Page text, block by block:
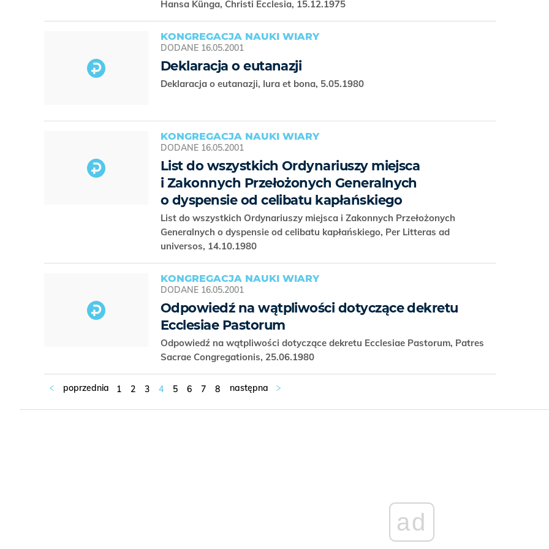
Hansa Künga, Christi Ecclesia, 15.12.1975
KONGREGACJA NAUKI WIARY
DODANE 16.05.2001
Deklaracja o eutanazji
Deklaracja o eutanazji, Iura et bona, 5.05.1980
KONGREGACJA NAUKI WIARY
DODANE 16.05.2001
List do wszystkich Ordynariuszy miejsca
i Zakonnych Przełożonych Generalnych
o dyspensie od celibatu kapłańskiego
List do wszystkich Ordynariuszy miejsca i Zakonnych Przełożonych
Generalnych o dyspensie od celibatu kapłańskiego, Per Litteras ad
universos, 14.10.1980
KONGREGACJA NAUKI WIARY
DODANE 16.05.2001
Odpowiedź na wątpliwości dotyczące dekretu
Ecclesiae Pastorum
Odpowiedź na wątpliwości dotyczące dekretu Ecclesiae Pastorum, Patres
Sacrae Congregationis, 25.06.1980
1 2 3 4 5 6 7 8
ad